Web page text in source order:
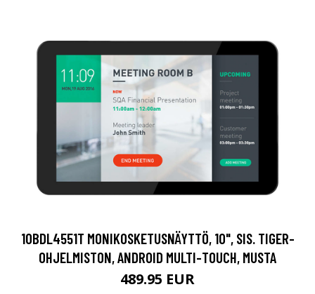
10BDL4551T MONIKOSKETUSNÄYTTÖ, 10", SIS. TIGER-
OHJELMISTON, ANDROID MULTI-TOUCH, MUSTA
489.95 EUR